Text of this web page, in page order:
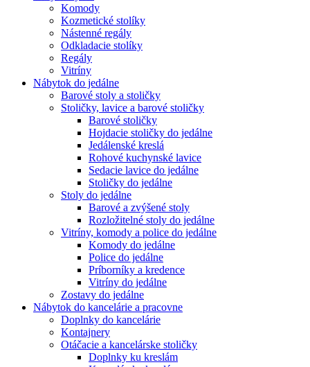
Komody
Kozmetické stolíky
Nástenné regály
Odkladacie stolíky
Regály
Vitríny
Nábytok do jedálne
Barové stoly a stoličky
Stoličky, lavice a barové stoličky
Barové stoličky
Hojdacie stoličky do jedálne
Jedálenské kreslá
Rohové kuchynské lavice
Sedacie lavice do jedálne
Stoličky do jedálne
Stoly do jedálne
Barové a zvýšené stoly
Rozložitelné stoly do jedálne
Vitríny, komody a police do jedálne
Komody do jedálne
Police do jedálne
Príborníky a kredence
Vitríny do jedálne
Zostavy do jedálne
Nábytok do kancelárie a pracovne
Doplnky do kancelárie
Kontajnery
Otáčacie a kancelárske stoličky
Doplnky ku kreslám